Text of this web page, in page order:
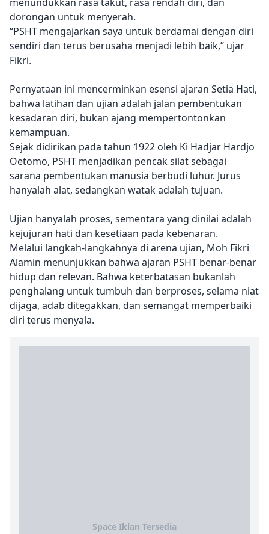
dorongan untuk menyerah.
“PSHT mengajarkan saya untuk berdamai dengan diri
sendiri dan terus berusaha menjadi lebih baik,” ujar
Fikri.
Pernyataan ini mencerminkan esensi ajaran Setia Hati,
bahwa latihan dan ujian adalah jalan pembentukan
kesadaran diri, bukan ajang mempertontonkan
kemampuan.
Sejak didirikan pada tahun 1922 oleh Ki Hadjar Hardjo
Oetomo, PSHT menjadikan pencak silat sebagai
sarana pembentukan manusia berbudi luhur. Jurus
hanyalah alat, sedangkan watak adalah tujuan.
Ujian hanyalah proses, sementara yang dinilai adalah
kejujuran hati dan kesetiaan pada kebenaran.
Melalui langkah-langkahnya di arena ujian, Moh Fikri
Alamin menunjukkan bahwa ajaran PSHT benar-benar
hidup dan relevan. Bahwa keterbatasan bukanlah
penghalang untuk tumbuh dan berproses, selama niat
dijaga, adab ditegakkan, dan semangat memperbaiki
diri terus menyala.
Space Iklan Tersedia